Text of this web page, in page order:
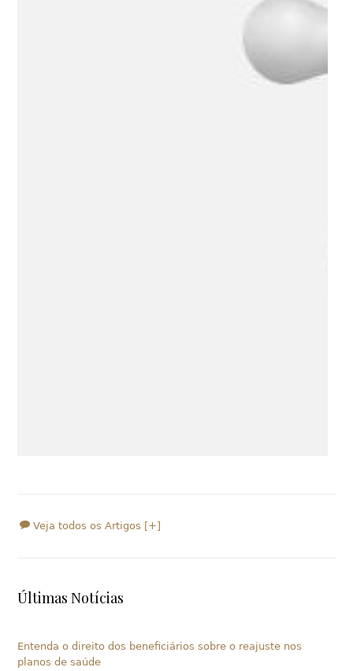
Veja todos os Artigos [+]
Últimas Notícias
Entenda o direito dos beneficiários sobre o reajuste nos
planos de saúde